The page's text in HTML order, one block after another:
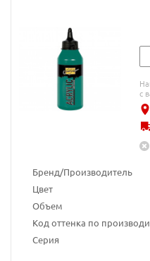
Бренд/Производитель
Цвет
Объем
Код оттенка по
Серия
с